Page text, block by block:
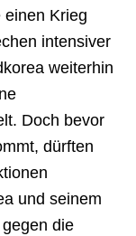
Krieg
intensiver
weiterhin
Doch bevor
dürften
und seinem
die